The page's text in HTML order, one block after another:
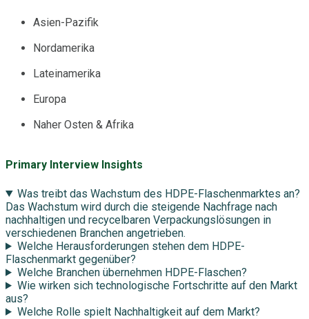
Asien-Pazifik
Nordamerika
Lateinamerika
Europa
Naher Osten & Afrika
Primary Interview Insights
Was treibt das Wachstum des HDPE-Flaschenmarktes an?
Das Wachstum wird durch die steigende Nachfrage nach
nachhaltigen und recycelbaren Verpackungslösungen in
verschiedenen Branchen angetrieben.
Welche Herausforderungen stehen dem HDPE-
Flaschenmarkt gegenüber?
Welche Branchen übernehmen HDPE-Flaschen?
Wie wirken sich technologische Fortschritte auf den Markt
aus?
Welche Rolle spielt Nachhaltigkeit auf dem Markt?